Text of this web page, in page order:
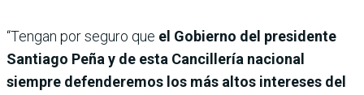
“Tengan por seguro que el Gobierno del presidente
Santiago Peña y de esta Cancillería nacional
siempre defenderemos los más altos intereses del